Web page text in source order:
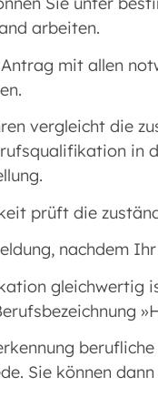
arbeiten.
mit allen
vergleicht die
in
prüft die
nachdem
gleichwertig
Sie können